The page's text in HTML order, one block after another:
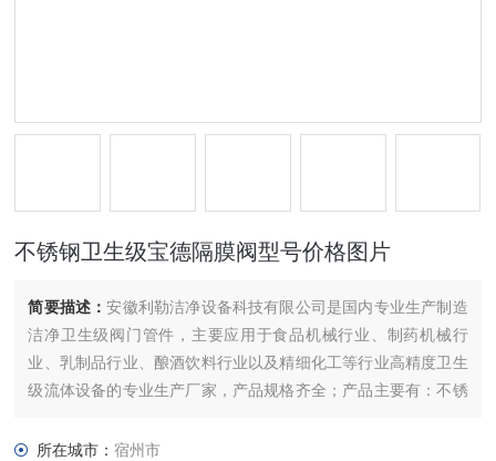
不锈钢卫生级宝德隔膜阀型号价格图片
简要描述：安徽利勒洁净设备科技有限公司是国内专业生产制造
洁净卫生级阀门管件，主要应用于食品机械行业、制药机械行
业、乳制品行业、酿酒饮料行业以及精细化工等行业高精度卫生
级流体设备的专业生产厂家，产品规格齐全；产品主要有：不锈
法兰，真空管件，真空弯头，真空三通，真空大小头，ISO法
所在城市：宿州市